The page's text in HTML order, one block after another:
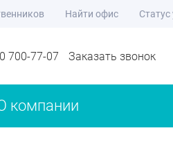
Найти офис
700-77-07 Заказать звонок
компании